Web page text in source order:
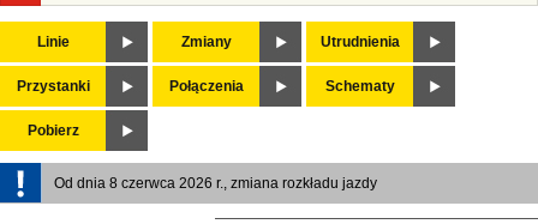
Linie Zmiany Utrudnienia
Przystanki Połączenia Schematy
Pobierz
Od dnia 8 czerwca 2026 r., zmiana rozkładu jazdy